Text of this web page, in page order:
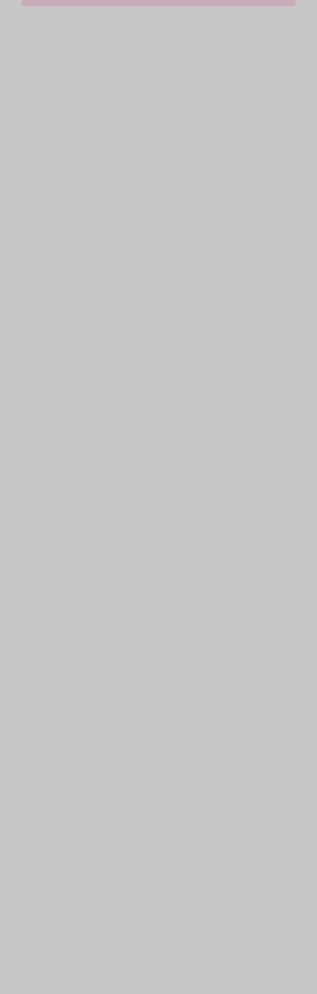
Alles im Sale